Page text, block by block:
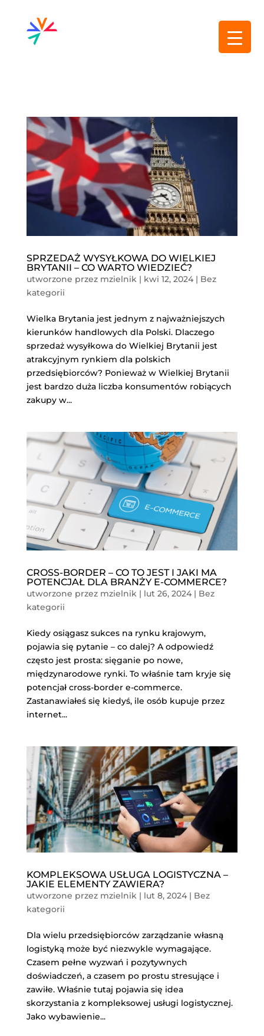
SPRZEDAŻ WYSYŁKOWA DO WIELKIEJ
BRYTANII – CO WARTO WIEDZIEĆ?
utworzone przez mzielnik| kwi 12, 2024| Bez
kategorii
Wielka Brytania jest jednym z najważniejszych
kierunków handlowych dla Polski. Dlaczego
sprzedaż wysyłkowa do Wielkiej Brytanii jest
atrakcyjnym rynkiem dla polskich
przedsiębiorców? Ponieważ w Wielkiej Brytanii
jest bardzo duża liczba konsumentów robiących
zakupy w...
CROSS-BORDER – CO TO JEST I JAKI MA
POTENCJAŁ DLA BRANŻY E-COMMERCE?
utworzone przez mzielnik| lut 26, 2024| Bez
kategorii
Kiedy osiągasz sukces na rynku krajowym,
pojawia się pytanie – co dalej? A odpowiedź
często jest prosta: sięganie po nowe,
międzynarodowe rynki. To właśnie tam kryje się
potencjał cross-border e-commerce.
Zastanawiałeś się kiedyś, ile osób kupuje przez
internet...
KOMPLEKSOWA USŁUGA LOGISTYCZNA –
JAKIE ELEMENTY ZAWIERA?
utworzone przez mzielnik| lut 8, 2024| Bez
kategorii
Dla wielu przedsiębiorców zarządzanie własną
logistyką może być niezwykle wymagające.
Czasem pełne wyzwań i pozytywnych
doświadczeń, a czasem po prostu stresujące i
zawiłe. Właśnie tutaj pojawia się idea
skorzystania z kompleksowej usługi logistycznej.
Jako wybawienie...